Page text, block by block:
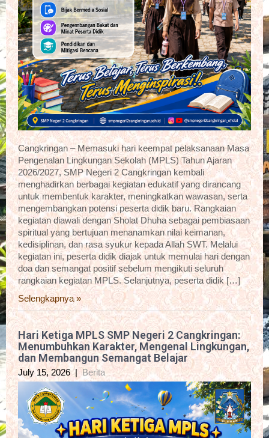
Cangkringan – Memasuki hari keempat pelaksanaan Masa
Pengenalan Lingkungan Sekolah (MPLS) Tahun Ajaran
2026/2027, SMP Negeri 2 Cangkringan kembali
menghadirkan berbagai kegiatan edukatif yang dirancang
untuk membentuk karakter, meningkatkan wawasan, serta
mengembangkan potensi peserta didik baru. Rangkaian
kegiatan diawali dengan Sholat Dhuha sebagai pembiasaan
spiritual yang bertujuan menanamkan nilai keimanan,
kedisiplinan, dan rasa syukur kepada Allah SWT. Melalui
kegiatan ini, peserta didik diajak untuk memulai hari dengan
doa dan semangat positif sebelum mengikuti seluruh
rangkaian kegiatan MPLS. Selanjutnya, peserta didik […]
Selengkapnya »
Hari Ketiga MPLS SMP Negeri 2 Cangkringan:
Menumbuhkan Karakter, Mengenal Lingkungan,
dan Membangun Semangat Belajar
July 15, 2026 |Berita